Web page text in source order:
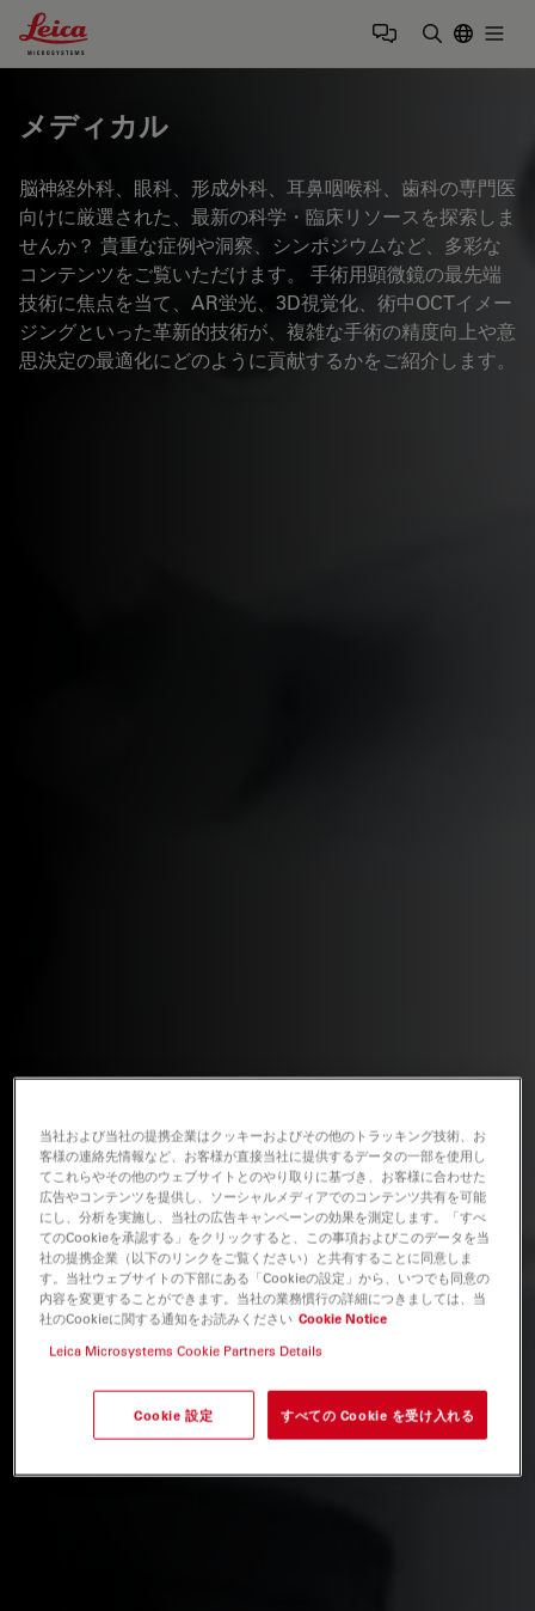
Leica Microsystems Logo
メディカル
脳神経外科、眼科、形成外科、耳鼻咽喉科、歯科の専門医
向けに厳選された、最新の科学・臨床リソースを探索しま
せんか？ 貴重な症例や洞察、シンポジウムなど、多彩な
コンテンツをご覧いただけます。 手術用顕微鏡の最先端
技術に焦点を当て、AR蛍光、3D視覚化、術中OCTイメー
ジングといった革新的技術が、複雑な手術の精度向上や意
思決定の最適化にどのように貢献するかをご紹介します。
当社および当社の提携企業はクッキーおよびその他のトラッキング技術、お
客様の連絡先情報など、お客様が直接当社に提供するデータの一部を使用し
てこれらやその他のウェブサイトとのやり取りに基づき、お客様に合わせた
広告やコンテンツを提供し、ソーシャルメディアでのコンテンツ共有を可能
にし、分析を実施し、当社の広告キャンペーンの効果を測定します。「すべ
てのCookieを承認する」をクリックすると、この事項およびこのデータを当
社の提携企業（以下のリンクをご覧ください）と共有することに同意しま
す。当社ウェブサイトの下部にある「Cookieの設定」から、いつでも同意の
内容を変更することができます。当社の業務慣行の詳細につきましては、当
社のCookieに関する通知をお読みください Cookie Notice
Leica Microsystems Cookie Partners Details
Cookie 設定 すべての Cookie を受け入れる